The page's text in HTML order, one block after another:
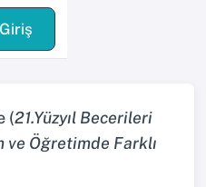
Giriş
(21.Yüzyıl Becerileri
ve Öğretimde Farklı